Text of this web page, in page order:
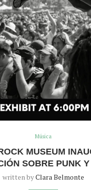
Música
MUSEUM
SOBRE PUNK
written byClara Belmonte